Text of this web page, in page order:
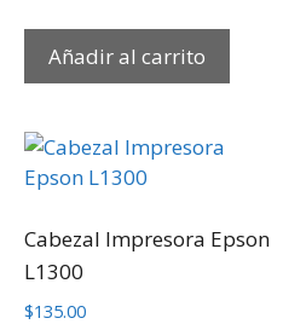
Añadir al carrito
Cabezal Impresora Epson
L1300
$135.00